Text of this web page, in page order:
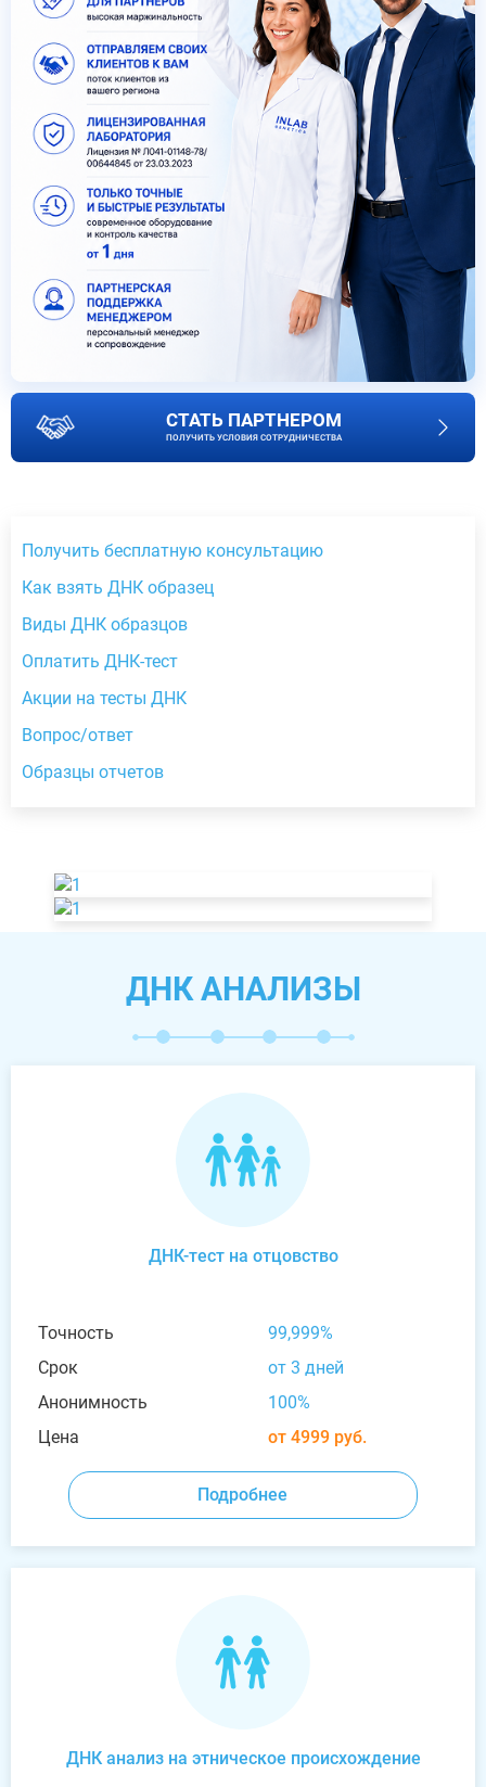
СТАТЬ ПАРТНЕРОМ
ПОЛУЧИТЬ УСЛОВИЯ СОТРУДНИЧЕСТВА
Получить бесплатную консультацию
Как взять ДНК образец
Виды ДНК образцов
Оплатить ДНК-тест
Акции на тесты ДНК
Вопрос/ответ
Образцы отчетов
ДНК АНАЛИЗЫ
ДНК-тест на отцовство
Точность
99,999%
Срок
от 3 дней
Анонимность
100%
Цена
от 4999 руб.
Подробнее
ДНК анализ на этническое происхождение